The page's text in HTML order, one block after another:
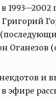
Оганезов
и
эфире